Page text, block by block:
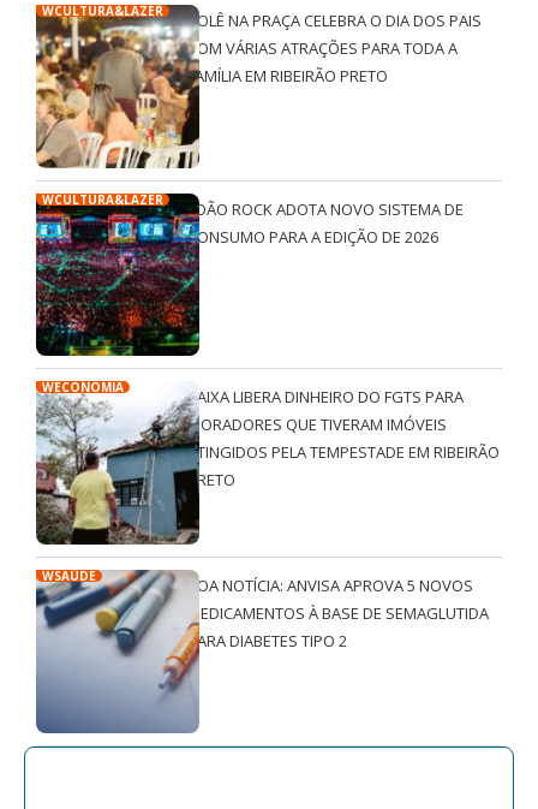
WCULTURA&LAZER
ROLÊ NA PRAÇA CELEBRA O DIA DOS PAIS
COM VÁRIAS ATRAÇÕES PARA TODA A
FAMÍLIA EM RIBEIRÃO PRETO
WCULTURA&LAZER
JOÃO ROCK ADOTA NOVO SISTEMA DE
CONSUMO PARA A EDIÇÃO DE 2026
WECONOMIA
CAIXA LIBERA DINHEIRO DO FGTS PARA
MORADORES QUE TIVERAM IMÓVEIS
ATINGIDOS PELA TEMPESTADE EM RIBEIRÃO
PRETO
WSAÚDE
BOA NOTÍCIA: ANVISA APROVA 5 NOVOS
MEDICAMENTOS À BASE DE SEMAGLUTIDA
PARA DIABETES TIPO 2